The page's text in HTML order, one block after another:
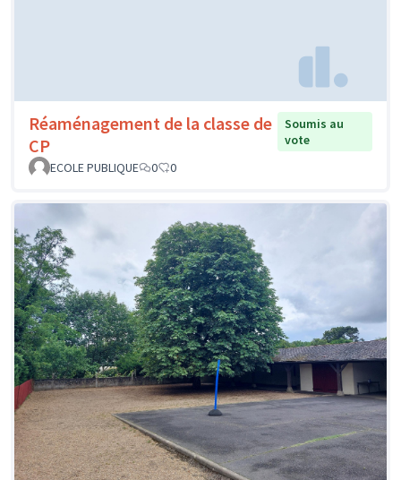
Réaménagement de la classe de
CP
Soumis au
vote
ECOLE PUBLIQUE
0 0